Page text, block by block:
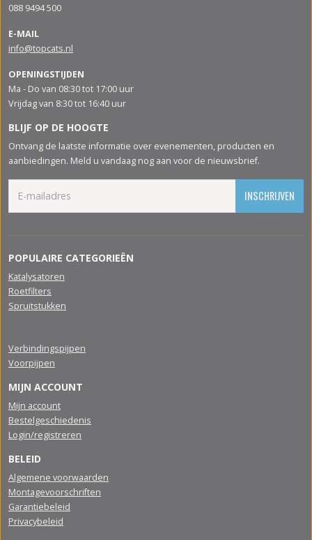
088 9494 500
E-MAIL
info@topcats.nl
OPENINGSTIJDEN
Ma - Do van 08:30 tot 17:00 uur
Vrijdag van 8:30 tot 16:40 uur
BLIJF OP DE HOOGTE
Ontvang de laatste informatie over evenementen, producten en
aanbiedingen. Meld u vandaag nog aan voor de nieuwsbrief.
INSCHRIJVEN
POPULAIRE CATEGORIEËN
Katalysatoren
Roetfilters
Spruitstukken
Verbindingspijpen
Voorpijpen
MIJN ACCOUNT
Mijn account
Bestelgeschiedenis
Login/registreren
BELEID
Algemene voorwaarden
Montagevoorschriften
Garantiebeleid
Privacybeleid